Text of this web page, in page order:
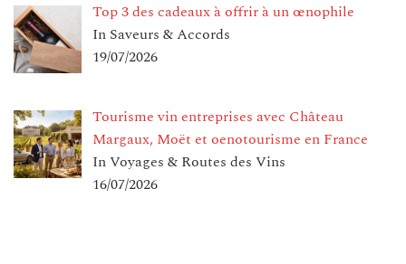
Top 3 des cadeaux à offrir à un œnophile
In Saveurs & Accords
19/07/2026
Tourisme vin entreprises avec Château
Margaux, Moët et oenotourisme en France
In Voyages & Routes des Vins
16/07/2026